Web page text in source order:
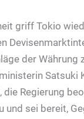
griff Tokio
der Währung
Satsuki
die Regierung
und sei bereit,